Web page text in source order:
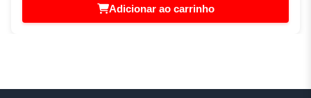
Adicionar ao carrinho